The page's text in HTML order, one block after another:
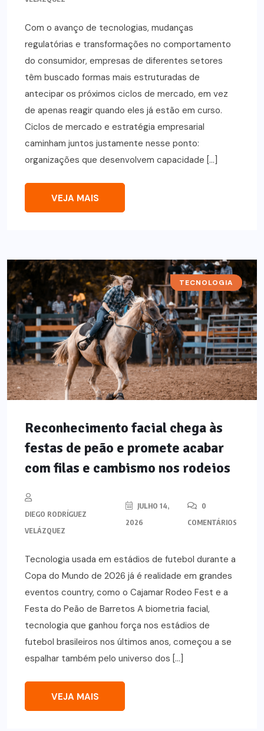
Com o avanço de tecnologias, mudanças
regulatórias e transformações no comportamento
do consumidor, empresas de diferentes setores
têm buscado formas mais estruturadas de
antecipar os próximos ciclos de mercado, em vez
de apenas reagir quando eles já estão em curso.
Ciclos de mercado e estratégia empresarial
caminham juntos justamente nesse ponto:
organizações que desenvolvem capacidade […]
VEJA MAIS
TECNOLOGIA
Reconhecimento facial chega às
festas de peão e promete acabar
com filas e cambismo nos rodeios
DIEGO RODRÍGUEZ
VELÁZQUEZ
JULHO 14,
2026
0
COMENTÁRIOS
Tecnologia usada em estádios de futebol durante a
Copa do Mundo de 2026 já é realidade em grandes
eventos country, como o Cajamar Rodeo Fest e a
Festa do Peão de Barretos A biometria facial,
tecnologia que ganhou força nos estádios de
futebol brasileiros nos últimos anos, começou a se
espalhar também pelo universo dos […]
VEJA MAIS